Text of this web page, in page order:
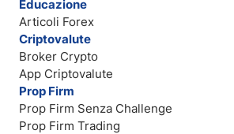
Educazione
Articoli Forex
Criptovalute
Broker Crypto
App Criptovalute
Prop Firm
Prop Firm Senza Challenge
Prop Firm Trading